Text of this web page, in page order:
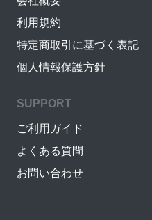
利用規約
特定商取引に基づく表記
個人情報保護方針
SUPPORT
ご利用ガイド
よくある質問
お問い合わせ